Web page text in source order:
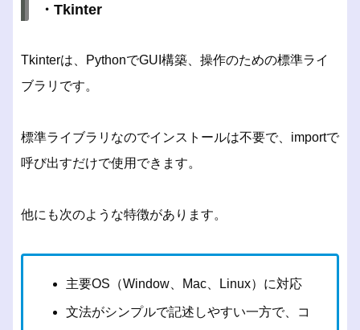
・Tkinter
Tkinterは、PythonでGUI構築、操作のための標準ライ
ブラリです。
標準ライブラリなのでインストールは不要で、importで
呼び出すだけで使用できます。
他にも次のような特徴があります。
主要OS（Window、Mac、Linux）に対応
文法がシンプルで記述しやすい一方で、コ